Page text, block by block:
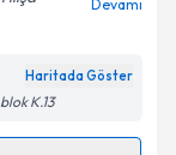
belirtilen
Devamı
Haritada Göster
K.13